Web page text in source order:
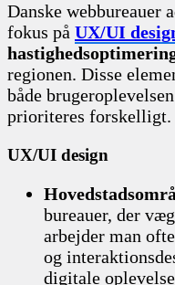
Danske webbureauer
fokus på UX/UI
regionen. Disse
både
prioriteres forskelligt.
UX/UI design
bureauer, der
arbejder man
og
digitale